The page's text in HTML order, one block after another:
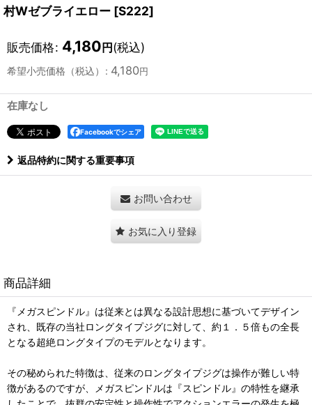
村Wゼブライエロー [S222]
販売価格: 4,180円(税込)
希望小売価格（税込） : 4,180円
在庫なし
Facebookでシェア
返品特約に関する重要事項
お問い合わせ
お気に入り登録
商品詳細
『メガスピンドル』は従来とは異なる設計思想に基づいてデザイン
され、既存の当社ロングタイプジグに対して、約１．５倍もの全長
となる超絶ロングタイプのモデルとなります。
その秘められた特徴は、従来のロングタイプジグは操作が難しい特
徴があるのですが、メガスピンドルは『スピンドル』の特性を継承